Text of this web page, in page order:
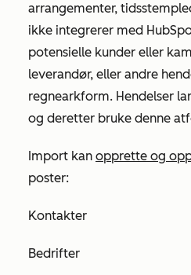
arrangementer,
ikke integrerer med
potensielle kunder eller
leverandør, eller andre
regnearkform. Hendelser
og deretter bruke denne
Import kan opprette og
poster:
Kontakter
Bedrifter